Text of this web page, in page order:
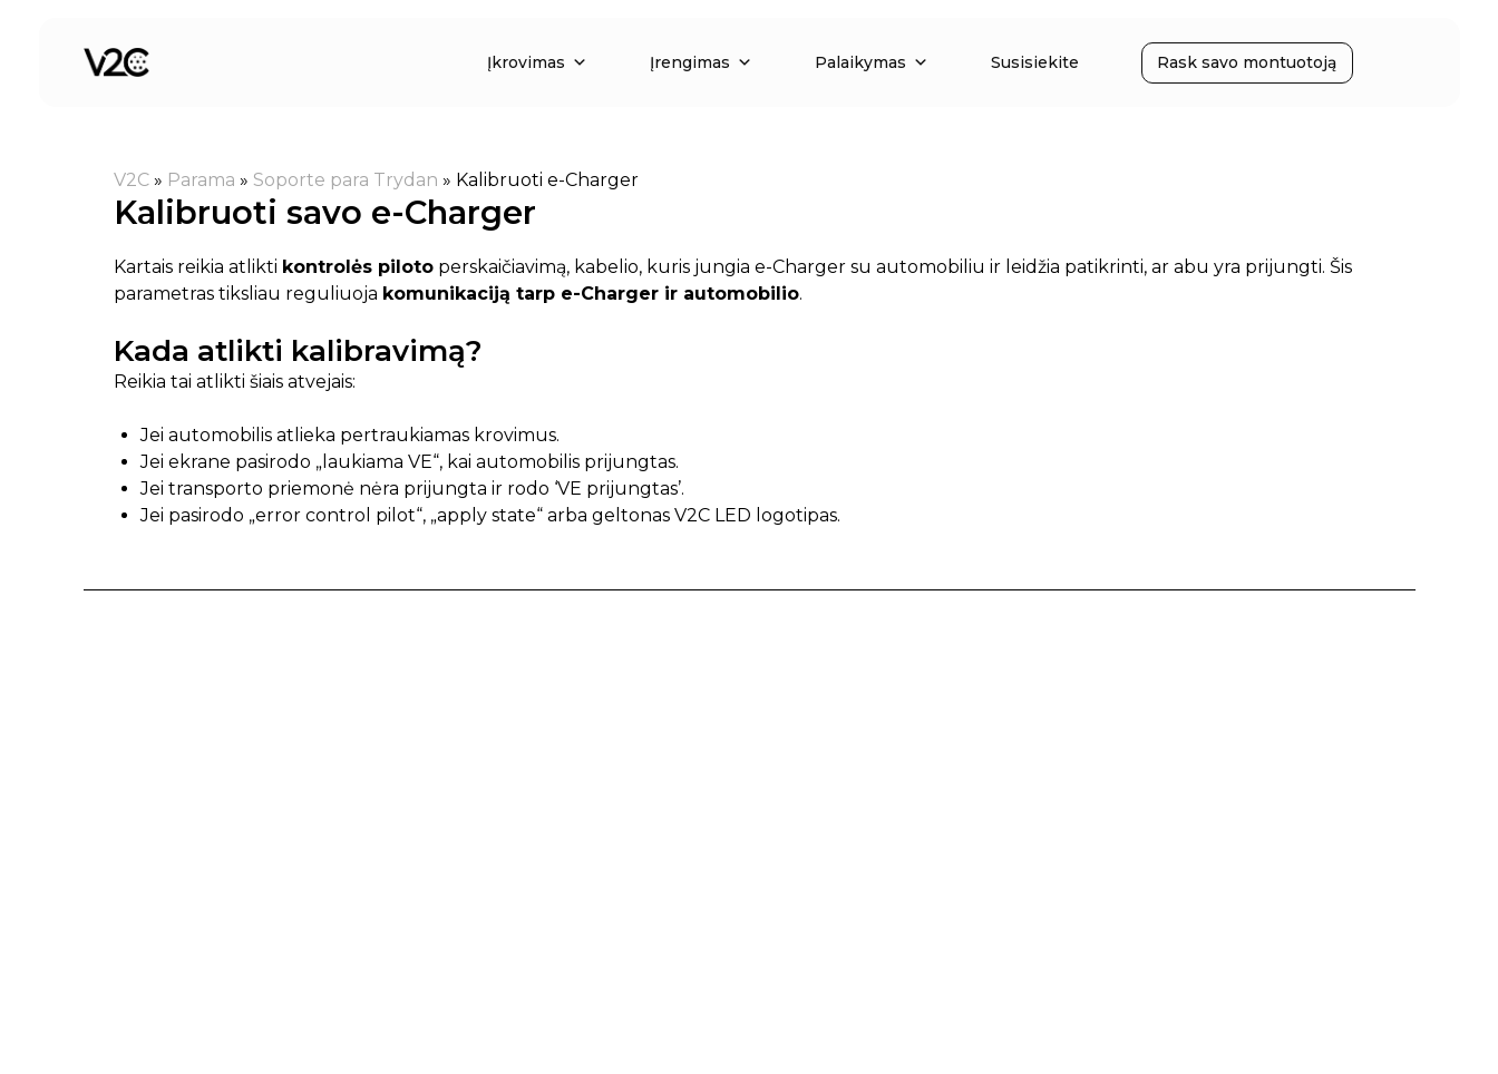
Įkrovimas Įrengimas Palaikymas Susisiekite Rask savo montuotoją
V2C » Parama » Soporte para Trydan » Kalibruoti e-Charger
Kalibruoti savo e-Charger
Kartais reikia atlikti kontrolės piloto perskaičiavimą, kabelio, kuris jungia e-Charger su automobiliu ir leidžia patikrinti, ar abu yra prijungti. Šis
parametras tiksliau reguliuoja komunikaciją tarp e-Charger ir automobilio.
Kada atlikti kalibravimą?
Reikia tai atlikti šiais atvejais:
Jei automobilis atlieka pertraukiamas krovimus.
Jei ekrane pasirodo „laukiama VE“, kai automobilis prijungtas.
Jei transporto priemonė nėra prijungta ir rodo ‘VE prijungtas’.
Jei pasirodo „error control pilot“, „apply state“ arba geltonas V2C LED logotipas.